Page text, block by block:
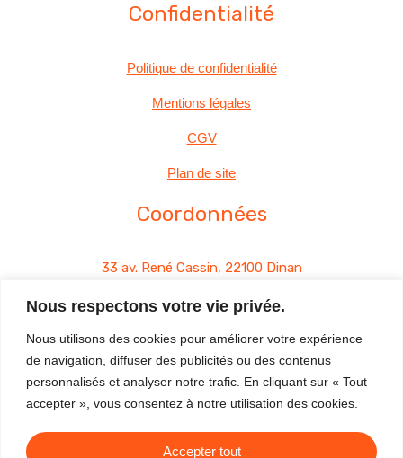
Nous respectons votre vie privée.
Nous utilisons des cookies pour améliorer votre expérience
de navigation, diffuser des publicités ou des contenus
personnalisés et analyser notre trafic. En cliquant sur « Tout
accepter », vous consentez à notre utilisation des cookies.
Accepter tout
Confidentialité
Politique de confidentialité
Mentions légales
CGV
Plan de site
Coordonnées
33 av. René Cassin, 22100 Dinan
06 03 06 87 36